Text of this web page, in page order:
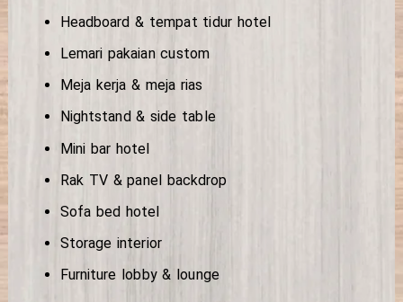
Headboard & tempat tidur hotel
Lemari pakaian custom
Meja kerja & meja rias
Nightstand & side table
Mini bar hotel
Rak TV & panel backdrop
Sofa bed hotel
Storage interior
Furniture lobby & lounge